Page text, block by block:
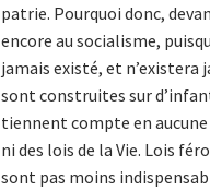
patrie. Pourquoi donc,
encore au socialisme,
jamais existé, et n’existera
sont construites sur
tiennent compte en
ni des lois de la Vie. Lois
sont pas moins